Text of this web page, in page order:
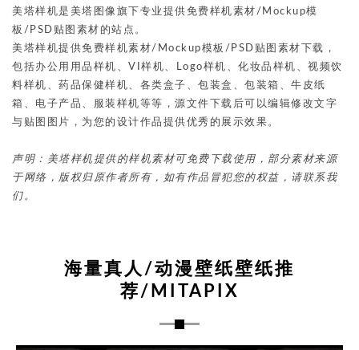
美塔样机是美塔图像旗下专业提供免费样机素材/Mockup模
板/PSD贴图素材的站点。
美塔样机提供免费样机素材/Mockup模板/PSD贴图素材下载，
包括办公用用品样机、VI样机、Logo样机、化妆品样机、视频饮
料样机、药品保健样机、各类盒子、包装盒、包装箱、牛皮纸
箱、电子产品、服装样机等等，源文件下载后可以编辑修改文字
与贴图图片，为您的设计作品提供优秀的展示效果。
声明：美塔样机提供的样机素材可免费下载使用，部分素材来源
于网络，版权归原作者所有，如有作品冒犯您的权益，请联系我
们。
海量真人/动漫壁纸壁纸推
荐/MITAPIX